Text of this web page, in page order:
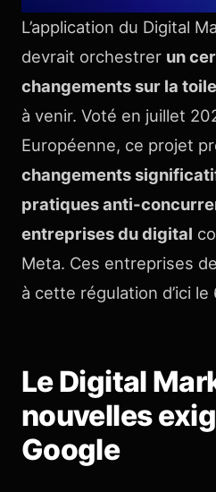
L’application du Digital
devrait orchestrer un
changements sur la toile
à venir. Voté en juillet
Européenne, ce projet
changements
pratiques anti-
entreprises du digital
Meta. Ces entreprises
à cette régulation d’ici le
Le Digital
nouvelles
Google